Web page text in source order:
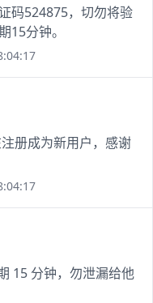
码524875，切勿将验
15分钟。
册成为新用户，感谢
15 分钟，勿泄漏给他